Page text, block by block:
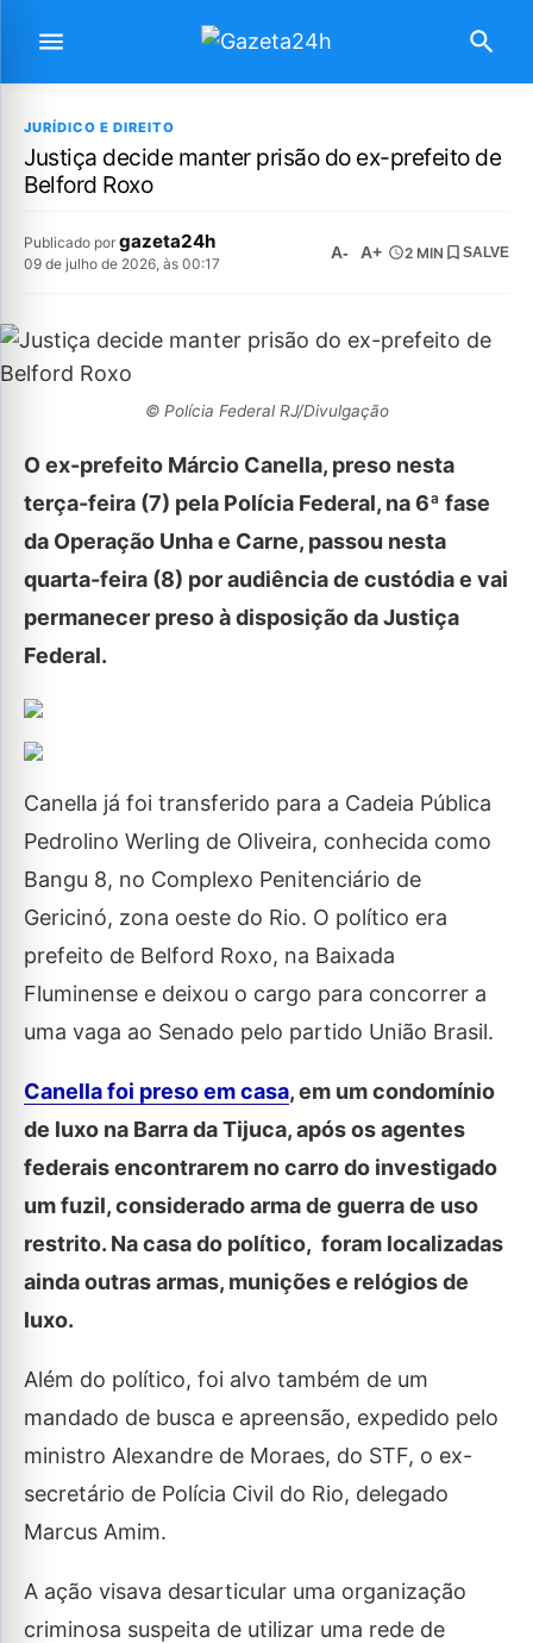
JURÍDICO E DIREITO
Justiça decide manter prisão do ex-prefeito de
Belford Roxo
Publicado por gazeta24h
09 de julho de 2026, às 00:17
A- A+ 2 MIN SALVE
© Polícia Federal RJ/Divulgação
O ex-prefeito Márcio Canella, preso nesta
terça-feira (7) pela Polícia Federal, na 6ª fase
da Operação Unha e Carne, passou nesta
quarta-feira (8) por audiência de custódia e vai
permanecer preso à disposição da Justiça
Federal.
Canella já foi transferido para a Cadeia Pública
Pedrolino Werling de Oliveira, conhecida como
Bangu 8, no Complexo Penitenciário de
Gericinó, zona oeste do Rio. O político era
prefeito de Belford Roxo, na Baixada
Fluminense e deixou o cargo para concorrer a
uma vaga ao Senado pelo partido União Brasil.
Canella foi preso em casa, em um condomínio
de luxo na Barra da Tijuca, após os agentes
federais encontrarem no carro do investigado
um fuzil, considerado arma de guerra de uso
restrito. Na casa do político, foram localizadas
ainda outras armas, munições e relógios de
luxo.
Além do político, foi alvo também de um
mandado de busca e apreensão, expedido pelo
ministro Alexandre de Moraes, do STF, o ex-
secretário de Polícia Civil do Rio, delegado
Marcus Amim.
A ação visava desarticular uma organização
criminosa suspeita de utilizar uma rede de